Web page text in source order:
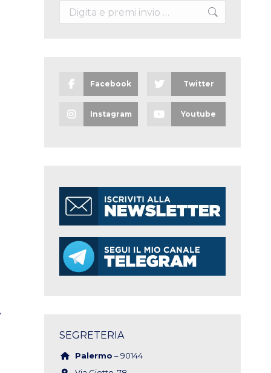
Search:
Facebook Twitter
Instagram Youtube
SEGRETERIA
Palermo – 90144